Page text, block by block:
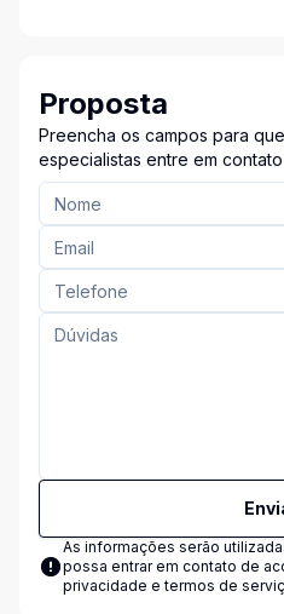
Proposta
Preencha os campos para
especialistas entre em contato
As informações serão
possa entrar em contato de
privacidade e termos de